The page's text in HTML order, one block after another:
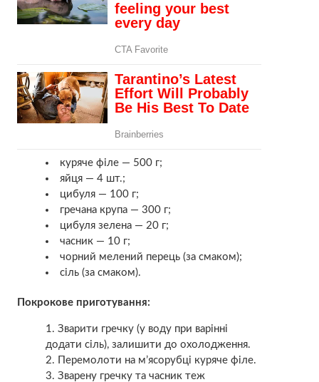
куряче філе — 500 г;
яйця — 4 шт.;
цибуля — 100 г;
гречана крупа — 300 г;
цибуля зелена — 20 г;
часник — 10 г;
чорний мелений перець (за смаком);
сіль (за смаком).
Покрокове приготування:
Зварити гречку (у воду при варінні
додати сіль), залишити до охолодження.
Перемолоти на м’ясорубці куряче філе.
Зварену гречку та часник теж